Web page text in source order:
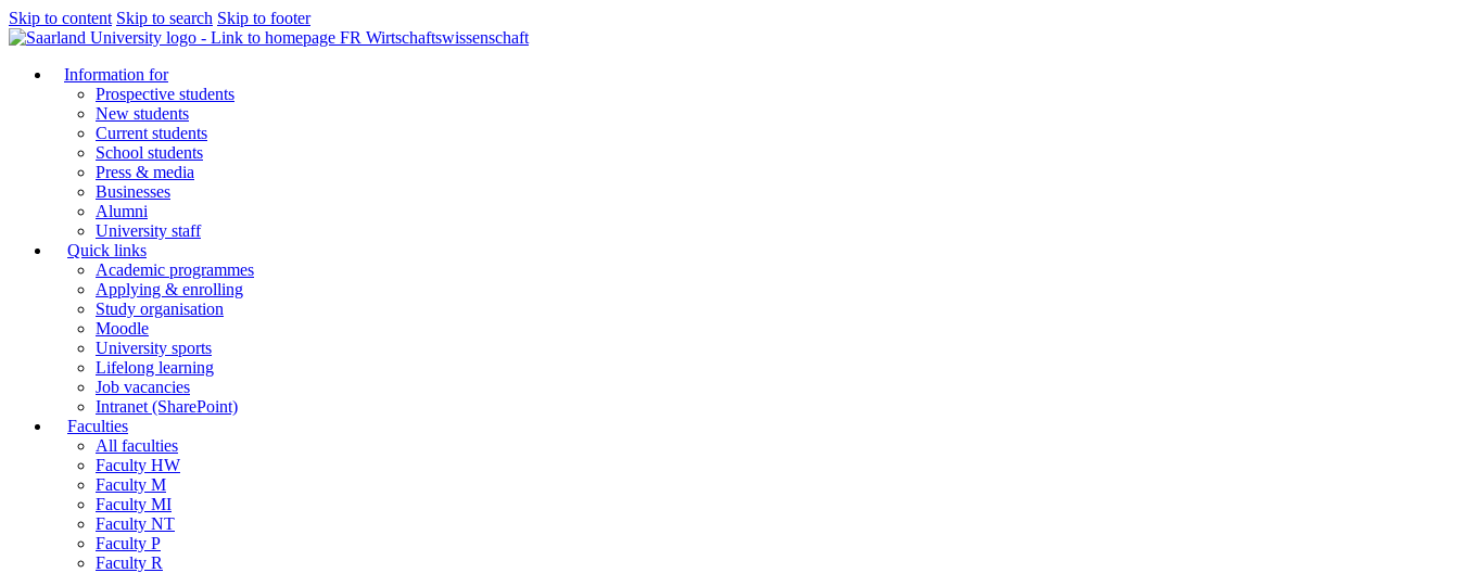
Skip to content Skip to search Skip to footer
FR Wirtschaftswissenschaft
Information for
Prospective students
New students
Current students
School students
Press & media
Businesses
Alumni
University staff
Quick links
Academic programmes
Applying & enrolling
Study organisation
Moodle
University sports
Lifelong learning
Job vacancies
Intranet (SharePoint)
Faculties
All faculties
Faculty HW
Faculty M
Faculty MI
Faculty NT
Faculty P
Faculty R